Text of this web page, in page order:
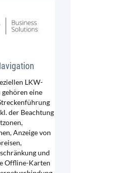
LKW-
eine
der Beachtung
Anzeige von
und
Offline-Karten